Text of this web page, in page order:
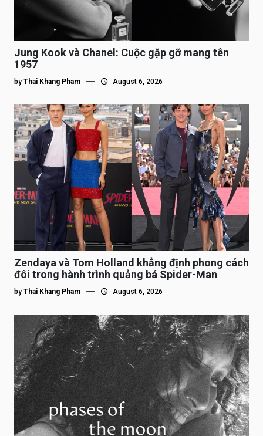
Jung Kook và Chanel: Cuộc gặp gỡ mang tên
1957
by Thai Khang Pham August 6, 2026
Zendaya và Tom Holland khẳng định phong cách
đôi trong hành trình quảng bá Spider-Man
by Thai Khang Pham August 6, 2026